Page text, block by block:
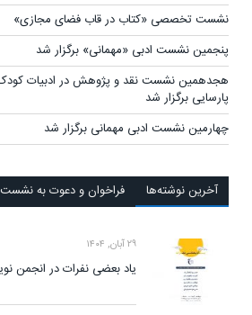
نشست تخصصی «کتاب در قاب فضای مجازی»
پنجمین نشست ادبی «مهمانی» برگزار شد
هجدهمین نشست نقد و پژوهش در ادبیات
پارسایی برگزار شد
چهارمین نشست ادبی مهمانی برگزار شد
آخرين‌ نوشته‌ها فراخوان و دعوت به نشست
۲۹ آبان, ۱۴۰۴
یاد بعضی نفرات در انجمن